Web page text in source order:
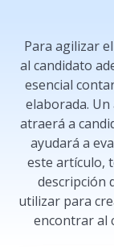
Para agilizar
al candidato
esencial
elaborada.
atraerá a
ayudará a
este artículo,
descripción
utilizar para
encontrar al